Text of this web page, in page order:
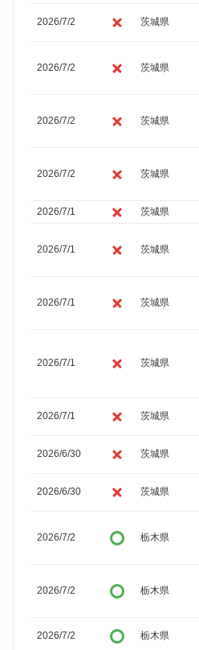
2026/7/2 茨城県
2026/7/2 茨城県
2026/7/2 茨城県
2026/7/2 茨城県
2026/7/1
茨城県
2026/7/1 茨城県
2026/7/1 茨城県
2026/7/1 茨城県
2026/7/1 茨城県
2026/6/30 茨城県
2026/6/30 茨城県
2026/7/2 栃木県
2026/7/2 栃木県
2026/7/2 栃木県